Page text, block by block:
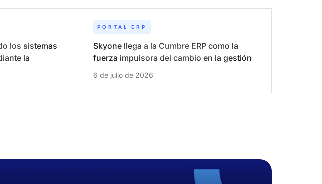
los sistemas
la
y
PORTAL ERP
Skyone llega a la Cumbre ERP como la
fuerza impulsora del cambio en la gestión
digital
6 de julio de 2026